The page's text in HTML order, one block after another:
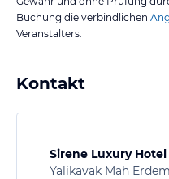
Buchung die verbindlichen
Veranstalters.
Kontakt
Sirene Luxury
Yalikavak Mah